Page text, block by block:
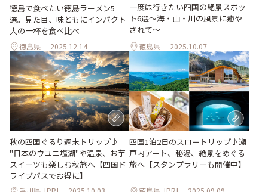
徳島で食べたい徳島ラーメン5
選。見た目、味ともにインパクト
大の一杯を食べ比べ
徳島県 2025.12.14
一度は行きたい四国の絶景スポッ
ト6選〜海・山・川の風景に癒や
されて〜
徳島県 2025.10.07
秋の四国ぐるり週末トリップ♪
"日本のウユニ塩湖"や温泉、お芋
スイーツも楽しむ秋旅へ【四国ド
ライブパスでお得に】
四国1泊2日のスロートリップ♪瀬
戸内アート、秘湯、絶景をめぐる
旅へ【スタンプラリーも開催中】